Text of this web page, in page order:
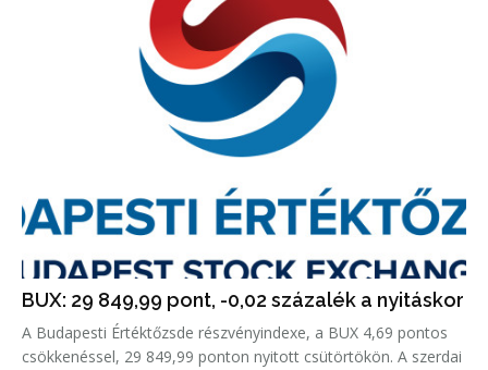
BUX: 29 849,99 pont, -0,02 százalék a nyitáskor
A Budapesti Értéktőzsde részvényindexe, a BUX 4,69 pontos
csökkenéssel, 29 849,99 ponton nyitott csütörtökön. A szerdai